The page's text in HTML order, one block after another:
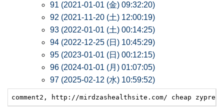
91 (2021-01-01 (金) 09:32:20)
92 (2021-11-20 (土) 12:00:19)
93 (2022-01-01 (土) 00:14:25)
94 (2022-12-25 (日) 10:45:29)
95 (2023-01-01 (日) 00:12:15)
96 (2024-01-01 (月) 01:07:05)
97 (2025-02-12 (水) 10:59:52)